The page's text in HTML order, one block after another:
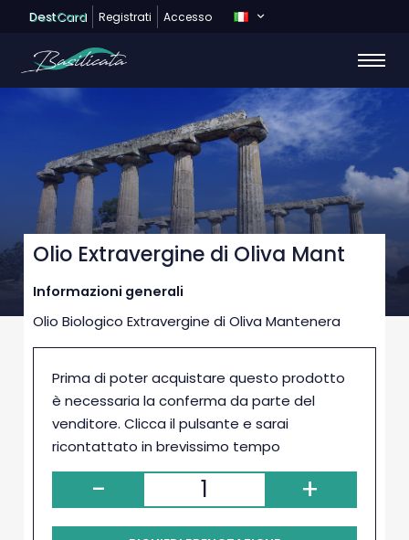
DestCard Registrati Accesso
Olio Extravergine di Oliva Mant
Informazioni generali
Olio Biologico Extravergine di Oliva Mantenera
Prima di poter acquistare questo prodotto
è necessaria la conferma da parte del
venditore. Clicca il pulsante e sarai
ricontattato in brevissimo tempo
- +